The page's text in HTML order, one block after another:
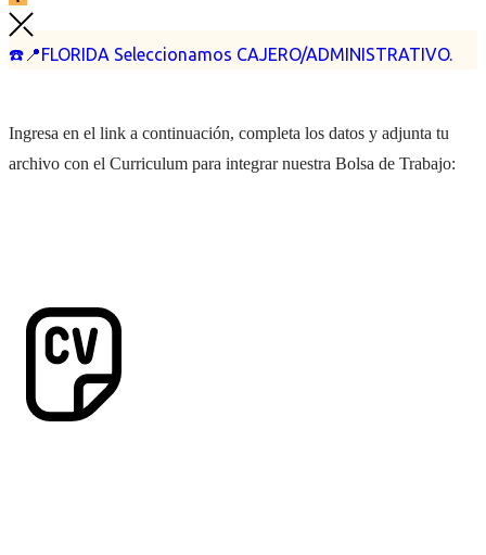
☎️📍FLORIDA Seleccionamos CAJERO/ADMINISTRATIVO.
Ingresa en el link a continuación, completa los datos y adjunta tu
archivo con el Curriculum para integrar nuestra Bolsa de Trabajo: